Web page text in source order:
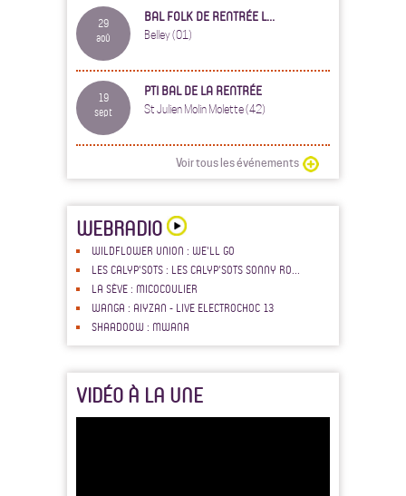
29
aoû
BAL FOLK DE RENTRÉE L...
Belley (01)
19
sept
PTI BAL DE LA RENTRÉE
St Julien Molin Molette (42)
Voir tous les événements
WEBRADIO
WILDFLOWER UNION : WE'LL GO
LES CALYP'SOTS : LES CALYP'SOTS SONNY RO...
LA SÈVE : MICOCOULIER
WANGA : AIYZAN - LIVE ELECTROCHOC 13
SHAADOOW : MWANA
VIDÉO À LA UNE